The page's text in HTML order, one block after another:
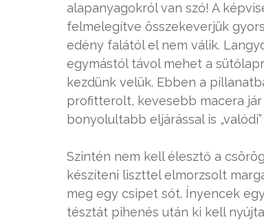
alapanyagokról van szó! A
felmelegítve összekeverjük
edény falától el nem válik.
egymástól távol mehet a
kezdünk velük. Ebben a
profitterolt, kevesebb macera
bonyolultabb eljárással is
Szintén nem kell élesztő a
készíteni liszttel elmorzsolt
meg egy csipet sót. Ínyencek
tésztát pihenés után ki kell